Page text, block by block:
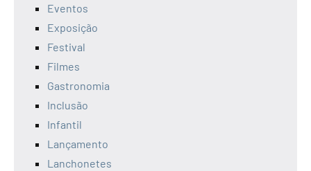
Eventos
Exposição
Festival
Filmes
Gastronomia
Inclusão
Infantil
Lançamento
Lanchonetes